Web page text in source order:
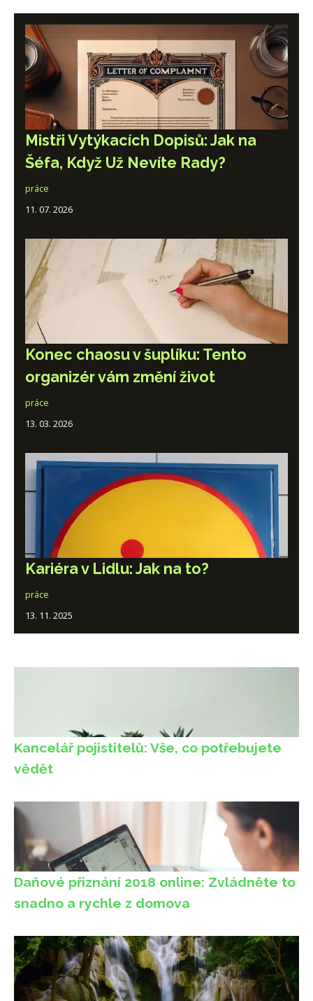
Mistři Vytýkacích Dopisů: Jak na
Šéfa, Když Už Nevíte Rady?
práce
11. 07. 2026
Konec chaosu v šuplíku: Tento
organizér vám změní život
práce
13. 03. 2026
Kariéra v Lidlu: Jak na to?
práce
13. 11. 2025
Kancelář pojistitelů: Vše, co potřebujete
vědět
Daňové přiznání 2018 online: Zvládněte to
snadno a rychle z domova